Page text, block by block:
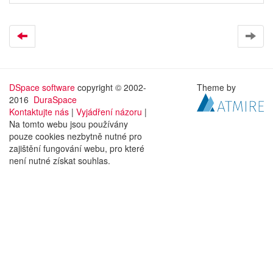
DSpace software copyright © 2002-
2016 DuraSpace
Kontaktujte nás | Vyjádření názoru |
Na tomto webu jsou používány
pouze cookies nezbytně nutné pro
zajištění fungování webu, pro které
není nutné získat souhlas.
Theme by